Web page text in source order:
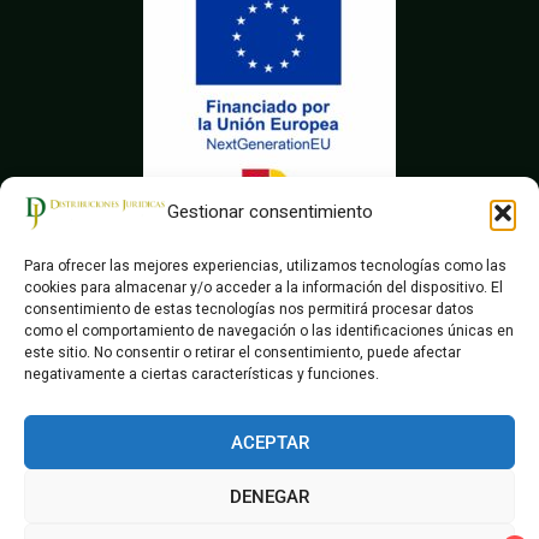
Gestionar consentimiento
Para ofrecer las mejores experiencias, utilizamos tecnologías como las
cookies para almacenar y/o acceder a la información del dispositivo. El
consentimiento de estas tecnologías nos permitirá procesar datos
como el comportamiento de navegación o las identificaciones únicas en
este sitio. No consentir o retirar el consentimiento, puede afectar
negativamente a ciertas características y funciones.
ACEPTAR
DENEGAR
© Distribuciones Juridicas